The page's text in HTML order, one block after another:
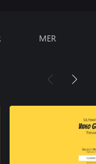
MER